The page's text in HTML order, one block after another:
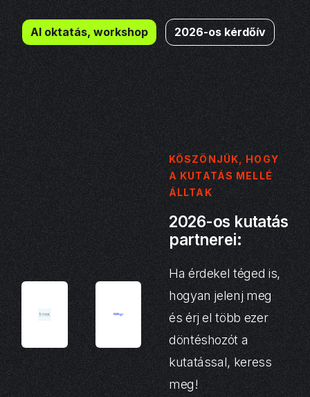
AI oktatás, workshop 2026-os kérdőív
KÖSZÖNJÜK, HOGY
A KUTATÁS MELLÉ
ÁLLTAK
2026-os kutatás
partnerei:
Ha érdekel téged is,
hogyan jelenj meg
és érj el több ezer
döntéshozót a
kutatással, keress
meg!